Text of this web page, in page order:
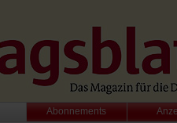
Abonnements